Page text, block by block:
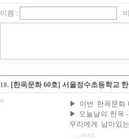
이름 :
18. [한옥문화 60호] 서울정수초등학교
▶ 이번 한옥문화
▶ 오늘날의 한옥
우리에게 남아있
...more